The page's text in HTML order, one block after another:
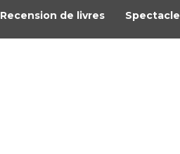
Recension de livres Spectacle